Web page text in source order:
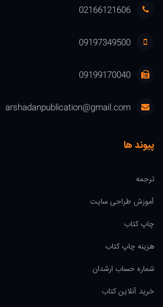
02166121606
09197349500
09199170040
arshadanpublication@gmail.com
پیوند ها
ترجمه
آموزش طراحی سایت
چاپ کتاب
هزینه چاپ کتاب
شماره حساب ارشدان
خرید آنلاین کتاب